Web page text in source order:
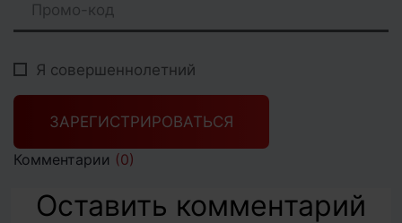
Промо-код
Я совершеннолетний
ЗАРЕГИСТРИРОВАТЬСЯ
Комментарии (0)
Оставить комментарий